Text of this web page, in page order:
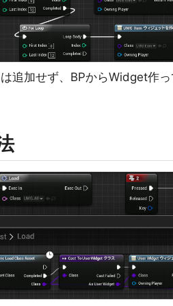
追加せず、BPからWidget作っ